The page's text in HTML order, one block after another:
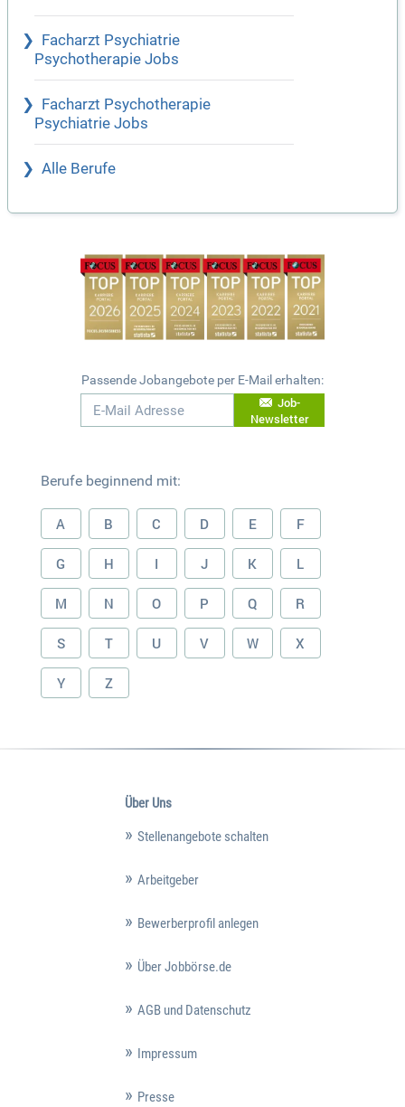
Facharzt Psychiatrie
Psychotherapie Jobs
Facharzt Psychotherapie
Psychiatrie Jobs
Alle Berufe
Passende Jobangebote per E-Mail erhalten:
Job-
Newsletter
Berufe beginnend mit:
A B C D E F
G H I J K L
M N O P Q R
S T U V W X
Y Z
Über Uns
Stellenangebote schalten
Arbeitgeber
Bewerberprofil anlegen
Über Jobbörse.de
AGB und Datenschutz
Impressum
Presse